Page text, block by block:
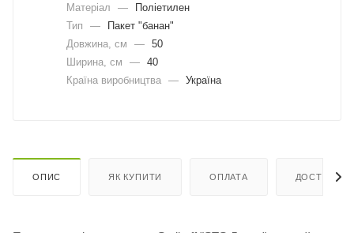
Матеріал
—
Поліетилен
Тип
—
Пакет "банан"
Довжина, cм
— 50
Ширина, cм
— 40
Країна виробництва — Україна
ОПИС ЯК КУПИТИ ОПЛАТА ДОСТАВКА